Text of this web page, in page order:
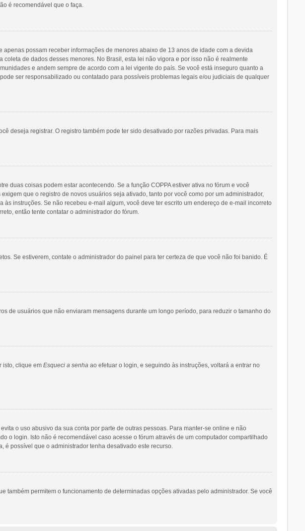
é recomendável que o faça.
possam receber informações de menores abaixo de 13 anos de idade com a devida
de dados desses menores. No Brasil, esta lei não vigora e por isso não é realmente
e andem sempre de acordo com a lei vigente do país. Se você está inseguro quanto a
ser responsabilizado ou contatado para possíveis problemas legais e/ou judiciais de qualquer
deseja registrar. O registro também pode ter sido desativado por razões privadas. Para mais
duas coisas podem estar acontecendo. Se a função COPPA estiver ativa no fórum e você
que o registro de novos usuários seja ativado, tanto por você como por um administrador,
instruções. Se não recebeu e-mail algum, você deve ter escrito um endereço de e-mail incorreto
então tente contatar o administrador do fórum.
Se estiverem, contate o administrador do painel para ter certeza de que você não foi banido. É
de usuários que não enviaram mensagens durante um longo período, para reduzir o tamanho do
isto, clique em Esqueci a senhaao efetuar o login, e seguindo às instruções, voltará a entrar no
o uso abusivo da sua conta por parte de outras pessoas. Para manter-se online e não
o login. Isto não é recomendável caso acesse o fórum através de um computador compartilhado
é possível que o administrador tenha desativado este recurso.
permitem o funcionamento de determinadas opções ativadas pelo administrador. Se você